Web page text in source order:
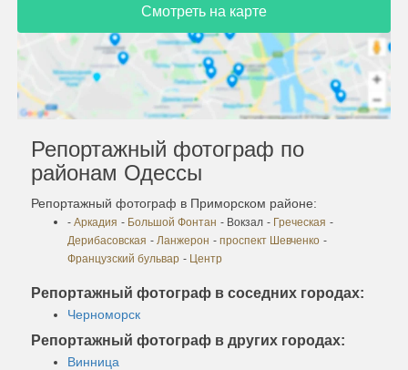
Смотреть на карте
Репортажный фотограф по
районам Одессы
Репортажный фотограф в Приморском районе:
- Аркадия - Большой Фонтан - Вокзал - Греческая -
Дерибасовская - Ланжерон - проспект Шевченко -
Французский бульвар - Центр
Репортажный фотограф в соседних городах:
Черноморск
Репортажный фотограф в других городах:
Винница